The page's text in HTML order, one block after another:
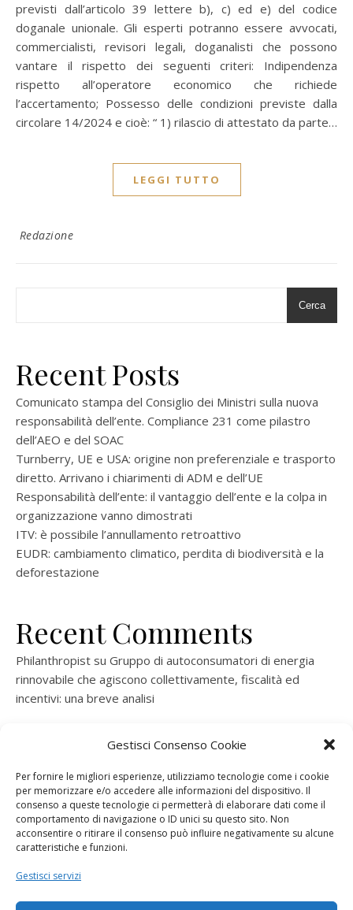
Gestisci Consenso Cookie
Per fornire le migliori esperienze, utilizziamo tecnologie come i cookie
per memorizzare e/o accedere alle informazioni del dispositivo. Il
consenso a queste tecnologie ci permetterà di elaborare dati come il
comportamento di navigazione o ID unici su questo sito. Non
acconsentire o ritirare il consenso può influire negativamente su alcune
caratteristiche e funzioni.
Gestisci servizi
previsti dall’articolo 39 lettere b), c) ed e) del codice
doganale unionale. Gli esperti potranno essere avvocati,
commercialisti, revisori legali, doganalisti che possono
vantare il rispetto dei seguenti criteri: Indipendenza
rispetto all’operatore economico che richiede
l’accertamento; Possesso delle condizioni previste dalla
circolare 14/2024 e cioè: “ 1) rilascio di attestato da parte…
LEGGI TUTTO
Redazione
Cerca
Recent Posts
Comunicato stampa del Consiglio dei Ministri sulla nuova
responsabilità dell’ente. Compliance 231 come pilastro
dell’AEO e del SOAC
Turnberry, UE e USA: origine non preferenziale e trasporto
diretto. Arrivano i chiarimenti di ADM e dell’UE
Responsabilità dell’ente: il vantaggio dell’ente e la colpa in
organizzazione vanno dimostrati
ITV: è possibile l’annullamento retroattivo
EUDR: cambiamento climatico, perdita di biodiversità e la
deforestazione
Recent Comments
Philanthropist su Gruppo di autoconsumatori di energia
rinnovabile che agiscono collettivamente, fiscalità ed
incentivi: una breve analisi
rinnovabile che agiscono collettivamente, fiscalità ed
ramatogelsuGruppo di autoconsumatori di energia
rinnovabile che agiscono collettivamente, fiscalità ed
incentivi: una breve analisi
consorzio per la produzione di energia elettrica